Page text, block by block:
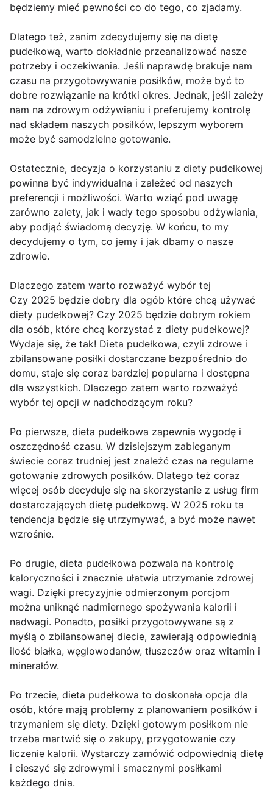
będziemy mieć pewności co do tego, co zjadamy.
Dlatego też, zanim zdecydujemy się na dietę
pudełkową, warto dokładnie przeanalizować nasze
potrzeby i oczekiwania. Jeśli naprawdę brakuje nam
czasu na przygotowywanie posiłków, może być to
dobre rozwiązanie na krótki okres. Jednak, jeśli zależy
nam na zdrowym odżywianiu i preferujemy kontrolę
nad składem naszych posiłków, lepszym wyborem
może być samodzielne gotowanie.
Ostatecznie, decyzja o korzystaniu z diety pudełkowej
powinna być indywidualna i zależeć od naszych
preferencji i możliwości. Warto wziąć pod uwagę
zarówno zalety, jak i wady tego sposobu odżywiania,
aby podjąć świadomą decyzję. W końcu, to my
decydujemy o tym, co jemy i jak dbamy o nasze
zdrowie.
Dlaczego zatem warto rozważyć wybór tej
Czy 2025 będzie dobry dla ogób które chcą używać
diety pudełkowej? Czy 2025 będzie dobrym rokiem
dla osób, które chcą korzystać z diety pudełkowej?
Wydaje się, że tak! Dieta pudełkowa, czyli zdrowe i
zbilansowane posiłki dostarczane bezpośrednio do
domu, staje się coraz bardziej popularna i dostępna
dla wszystkich. Dlaczego zatem warto rozważyć
wybór tej opcji w nadchodzącym roku?
Po pierwsze, dieta pudełkowa zapewnia wygodę i
oszczędność czasu. W dzisiejszym zabieganym
świecie coraz trudniej jest znaleźć czas na regularne
gotowanie zdrowych posiłków. Dlatego też coraz
więcej osób decyduje się na skorzystanie z usług firm
dostarczających dietę pudełkową. W 2025 roku ta
tendencja będzie się utrzymywać, a być może nawet
wzrośnie.
Po drugie, dieta pudełkowa pozwala na kontrolę
kaloryczności i znacznie ułatwia utrzymanie zdrowej
wagi. Dzięki precyzyjnie odmierzonym porcjom
można uniknąć nadmiernego spożywania kalorii i
nadwagi. Ponadto, posiłki przygotowywane są z
myślą o zbilansowanej diecie, zawierają odpowiednią
ilość białka, węglowodanów, tłuszczów oraz witamin i
minerałów.
Po trzecie, dieta pudełkowa to doskonała opcja dla
osób, które mają problemy z planowaniem posiłków i
trzymaniem się diety. Dzięki gotowym posiłkom nie
trzeba martwić się o zakupy, przygotowanie czy
liczenie kalorii. Wystarczy zamówić odpowiednią dietę
i cieszyć się zdrowymi i smacznymi posiłkami
każdego dnia.